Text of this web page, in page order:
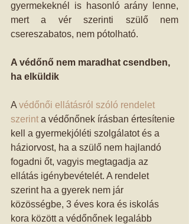
gyermekeknél is hasonló arány lenne,
mert a vér szerinti szülő nem
csereszabatos, nem pótolható.
A védőnő nem maradhat csendben,
ha elküldik
A védőnői ellátásról szóló rendelet
szerint a védőnőnek írásban értesítenie
kell a gyermekjóléti szolgálatot és a
háziorvost, ha a szülő nem hajlandó
fogadni őt, vagyis megtagadja az
ellátás igénybevételét. A rendelet
szerint ha a gyerek nem jár
közösségbe, 3 éves kora és iskolás
kora között a védőnőnek legalább